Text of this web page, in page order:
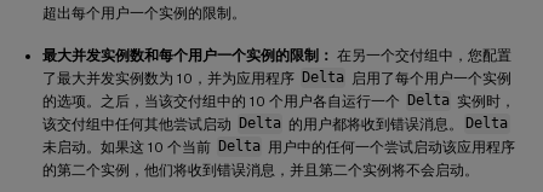
超出每个用户一个实例的限制。
最大并发实例数和每个用户一个实例的限制： 在另一个交付组中，您配置
了最大并发实例数为 10，并为应用程序 Delta 启用了每个用户一个实例
的选项。之后，当该交付组中的 10 个用户各自运行一个
Delta 实例时，
该交付组中任何其他尝试启动
Delta 的用户都将收到错误消息。
Delta
未启动。如果这 10 个当前 Delta 用户中的任何一个尝试启动该应用程序
的第二个实例，他们将收到错误消息，并且第二个实例将不会启动。